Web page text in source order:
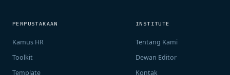
PERPUSTAKAAN
Kamus HR
Toolkit
Template
INSTITUTE
Tentang Kami
Dewan Editor
Kontak